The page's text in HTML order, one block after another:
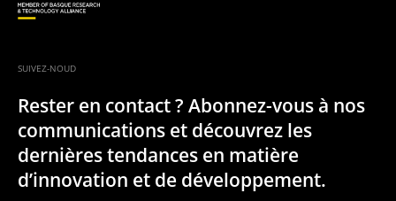
SUIVEZ-NOUD
Rester en contact ? Abonnez-vous à nos
communications et découvrez les
dernières tendances en matière
d’innovation et de développement.